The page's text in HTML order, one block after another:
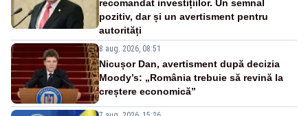
recomandat investițiilor. Un semnal
pozitiv, dar și un avertisment pentru
autorități
8 aug. 2026, 08:51
Nicușor Dan, avertisment după decizia
Moody’s: „România trebuie să revină la
creștere economică”